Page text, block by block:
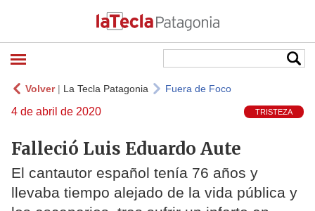
Volver| La Tecla Patagonia Fuera de Foco
4 de abril de 2020 TRISTEZA
Falleció Luis Eduardo Aute
El cantautor español tenía 76 años y
llevaba tiempo alejado de la vida pública y